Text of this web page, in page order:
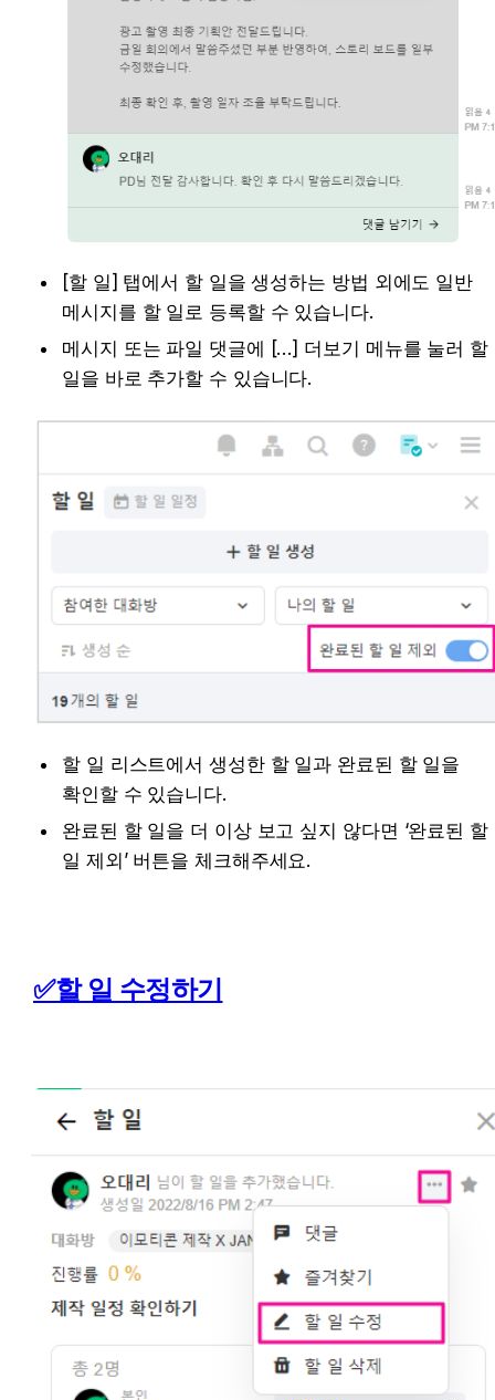
[할 일] 탭에서 할 일을 생성하는 방법 외에도 일반
메시지를 할 일로 등록할 수 있습니다.
메시지 또는 파일 댓글에 […] 더보기 메뉴를 눌러 할
일을 바로 추가할 수 있습니다.
할 일 리스트에서 생성한 할 일과 완료된 할 일을
확인할 수 있습니다.
완료된 할 일을 더 이상 보고 싶지 않다면 ‘완료된 할
일 제외’ 버튼을 체크해주세요.
✅할 일 수정하기